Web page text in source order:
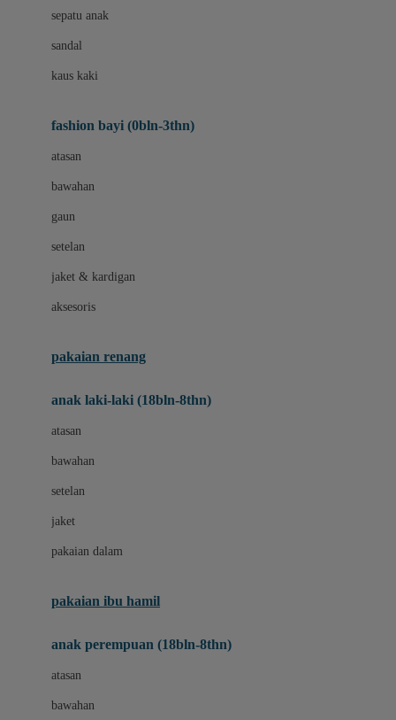
Blackmores
Bluey
Bravado
Brush Baby
Buggygear
Bumkins
Crane
sepatu anak
sandal
kaus kaki
fashion bayi (0bln-3thn)
atasan
bawahan
gaun
setelan
jaket & kardigan
aksesoris
pakaian renang
anak laki-laki (18bln-8thn)
atasan
bawahan
setelan
jaket
pakaian dalam
pakaian ibu hamil
anak perempuan (18bln-8thn)
atasan
bawahan